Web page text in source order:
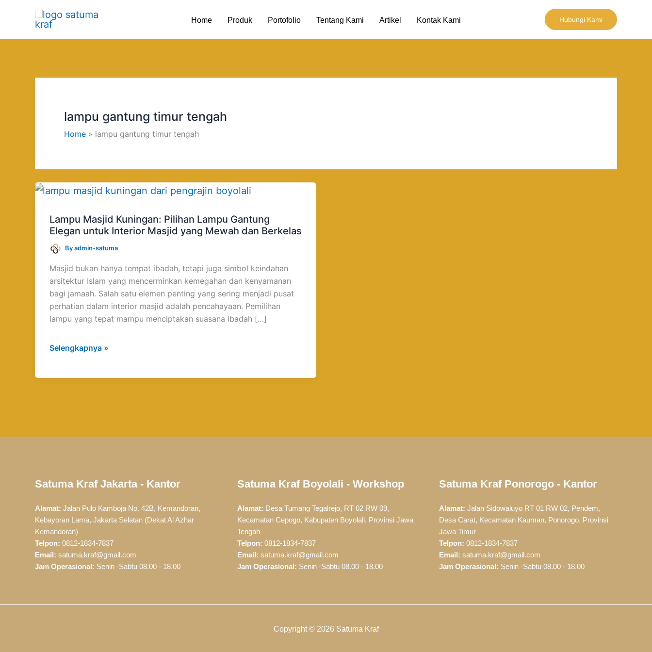
content
Home Produk Portofolio Tentang Kami Artikel Kontak Kami Hubungi Kami
lampu gantung timur tengah
Home lampu gantung timur tengah
Lampu Masjid Kuningan: Pilihan Lampu Gantung
Elegan untuk Interior Masjid yang Mewah dan Berkelas
Byadmin-satuma
Masjid bukan hanya tempat ibadah, tetapi juga simbol keindahan
arsitektur Islam yang mencerminkan kemegahan dan kenyamanan
bagi jamaah. Salah satu elemen penting yang sering menjadi pusat
perhatian dalam interior masjid adalah pencahayaan. Pemilihan
lampu yang tepat mampu menciptakan suasana ibadah […]
Lampu
Kuningan:
Pilihan
Lampu
Gantung
Elegan
untuk
Interior
Masjid
yang
Mewah
Berkelas
Selengkapnya »
Satuma Kraf Jakarta - Kantor
Alamat: Jalan Pulo Kamboja No. 42B, Kemandoran,
Kebayoran Lama, Jakarta Selatan (Dekat Al Azhar
Kemandoran)
Telpon: 0812-1834-7837
Email: satuma.kraf@gmail.com
Jam Operasional: Senin -Sabtu 08.00 - 18.00
Satuma Kraf Boyolali - Workshop
Alamat: Desa Tumang Tegalrejo, RT 02 RW 09,
Kecamatan Cepogo, Kabupaten Boyolali, Provinsi Jawa
Tengah
Telpon: 0812-1834-7837
Email: satuma.kraf@gmail.com
Jam Operasional: Senin -Sabtu 08.00 - 18.00
Satuma Kraf Ponorogo - Kantor
Alamat: Jalan Sidowaluyo RT 01 RW 02, Pendem,
Desa Carat, Kecamatan Kauman, Ponorogo, Provinsi
Jawa Timur
Telpon: 0812-1834-7837
Email: satuma.kraf@gmail.com
Jam Operasional: Senin -Sabtu 08.00 - 18.00
Copyright © 2026 Satuma Kraf